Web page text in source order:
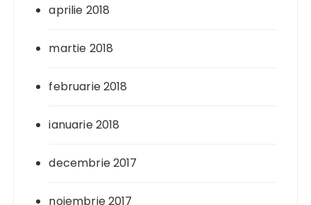
aprilie 2018
martie 2018
februarie 2018
ianuarie 2018
decembrie 2017
noiembrie 2017